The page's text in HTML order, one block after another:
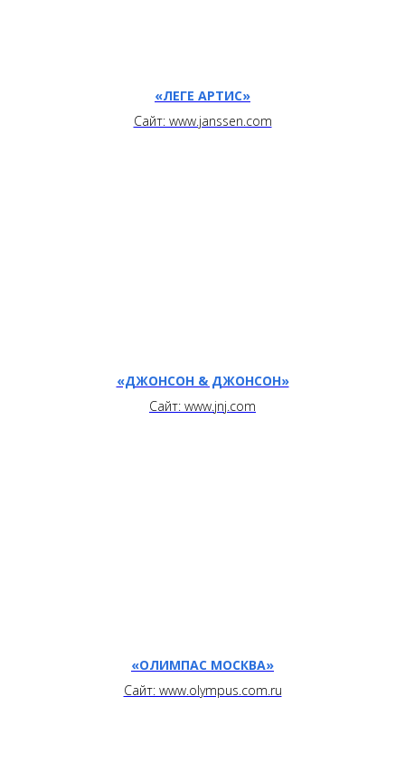
«ЛЕГЕ АРТИС»
Сайт: www.janssen.com
«ДЖОНСОН & ДЖОНСОН»
Сайт: www.jnj.com
«ОЛИМПАС МОСКВА»
Сайт: www.olympus.com.ru